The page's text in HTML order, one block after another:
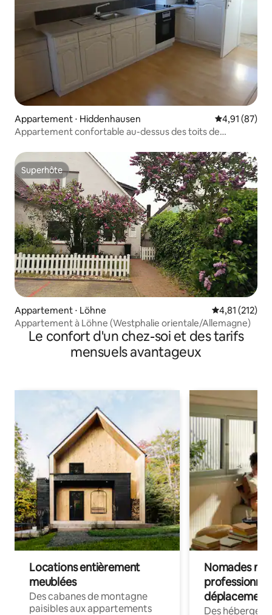
Appartement ⋅ Hiddenhausen Évaluation
4,91 (87)
Appartement confortable au-dessus des toits de
Superhôte
Superhôte
Appartement ⋅ Löhne Évaluation
4,81 (212)
Appartement à Löhne (Westphalie orientale/Allemagne)
Le confort d'un chez-soi et des tarifs
mensuels avantageux
Locations entièrement
meublées
Des cabanes de montagne
paisibles aux appartements
Nomades
déplacement
Des